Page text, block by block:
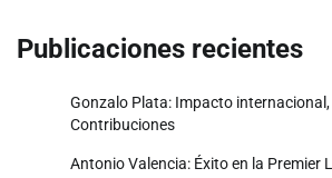
Publicaciones recientes
Gonzalo Plata: Impacto
Contribuciones
Antonio Valencia: Éxito en la Premier